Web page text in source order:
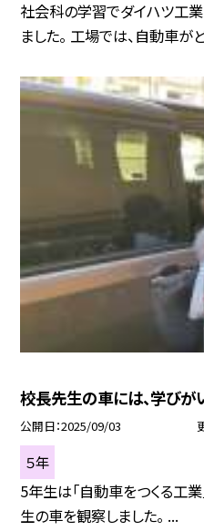
社会科の学習でダイハツ工
ました。 工場では、自動車が
校長先生の車には、学びが
公開日 2025/09/03
５年
5年生は「自動車をつくる工
生の車を観察しました。 ...